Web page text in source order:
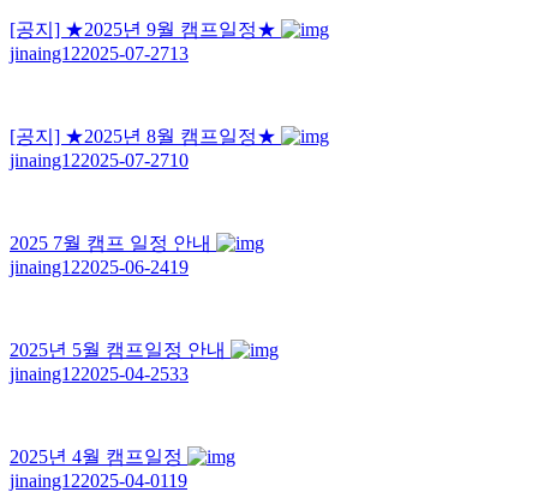
[공지] ★2025년 9월 캠프일정★
jinaing122025-07-2713
[공지] ★2025년 8월 캠프일정★
jinaing122025-07-2710
2025 7월 캠프 일정 안내
jinaing122025-06-2419
2025년 5월 캠프일정 안내
jinaing122025-04-2533
2025년 4월 캠프일정
jinaing122025-04-0119